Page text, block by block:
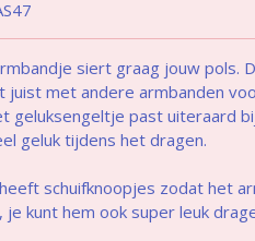
siert graag jouw pols.
juist met andere armbanden
geluksengeltje past uiteraard
geluk tijdens het dragen.
schuifknoopjes zodat het
kunt hem ook super leuk